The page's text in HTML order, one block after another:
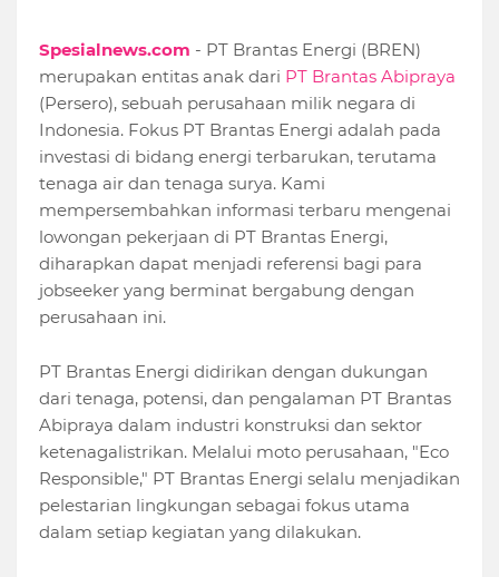
Spesialnews.com - PT Brantas Energi (BREN)
merupakan entitas anak dari PT Brantas Abipraya
(Persero), sebuah perusahaan milik negara di
Indonesia. Fokus PT Brantas Energi adalah pada
investasi di bidang energi terbarukan, terutama
tenaga air dan tenaga surya. Kami
mempersembahkan informasi terbaru mengenai
lowongan pekerjaan di PT Brantas Energi,
diharapkan dapat menjadi referensi bagi para
jobseeker yang berminat bergabung dengan
perusahaan ini.
PT Brantas Energi didirikan dengan dukungan
dari tenaga, potensi, dan pengalaman PT Brantas
Abipraya dalam industri konstruksi dan sektor
ketenagalistrikan. Melalui moto perusahaan, "Eco
Responsible," PT Brantas Energi selalu menjadikan
pelestarian lingkungan sebagai fokus utama
dalam setiap kegiatan yang dilakukan.